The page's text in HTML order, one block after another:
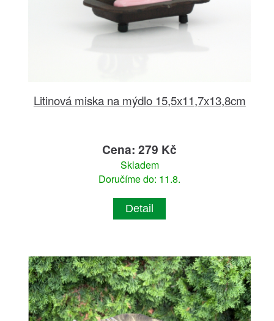
Litinová miska na mýdlo 15,5x11,7x13,8cm
Cena: 279 Kč
Skladem
Doručíme do: 11.8.
Detail